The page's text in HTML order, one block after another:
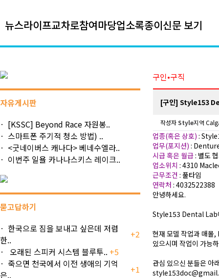
뉴스라이프교차로참여마당업소록종이신문 보기
자유게시판
[KSSC] Beyond Race 자원봉..
스마트폰 주기적 청소 방법) ..
<굿네이버스 캐나다> 베네수엘라..
이번주 일욜 카나나스키스 레이크..
묻고답하기
한국으로 짐을 보내고 싶은데 저렴
한..
+2
오래된 스피커 시스템 블루투.. +5
죽으면 천국에서 이전 생애의 기억
은..
+1
구인•구직
[구인] Style153
작성자 Style지역
업종(혹은 상호):
업무(포지션):
시급 혹은 월급: 별도
업소위치: 4310
근무조건: 풀타임
연락처: 4032522388
안녕하세요.
Style153 Dental Lab
현재 모델 작업과 매
있으시며 작업이 가능
관심 있으신 분들은 아